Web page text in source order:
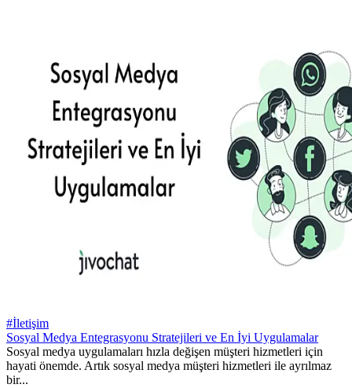
#İletişim
Sosyal Medya Entegrasyonu Stratejileri ve En İyi Uygulamalar
Sosyal medya uygulamaları hızla değişen müşteri hizmetleri için
hayati önemde. Artık sosyal medya müşteri hizmetleri ile ayrılmaz
bir...